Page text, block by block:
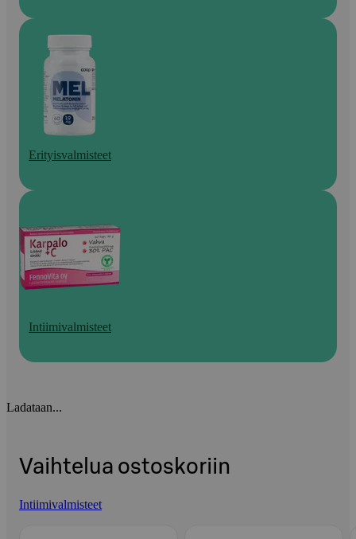
Erityisvalmisteet
Intiimivalmisteet
Ladataan...
Vaihtelua ostoskoriin
Intiimivalmisteet